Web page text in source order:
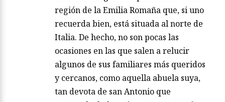
región de la Emilia Romaña que, si uno
recuerda bien, está situada al norte de
Italia. De hecho, no son pocas las
ocasiones en las que salen a relucir
algunos de sus familiares más queridos
y cercanos, como aquella abuela suya,
tan devota de san Antonio que